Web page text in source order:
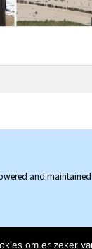
and
om er zeker